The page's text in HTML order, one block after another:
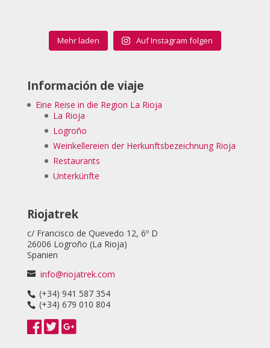
Mehr laden Auf Instagram folgen
Información de viaje
Eine Reise in die Region La Rioja
La Rioja
Logroño
Weinkellereien der Herkunftsbezeichnung Rioja
Restaurants
Unterkünfte
Riojatrek
c/ Francisco de Quevedo 12, 6º D
26006 Logroño (La Rioja)
Spanien
info@riojatrek.com
(+34) 941 587 354
(+34) 679 010 804